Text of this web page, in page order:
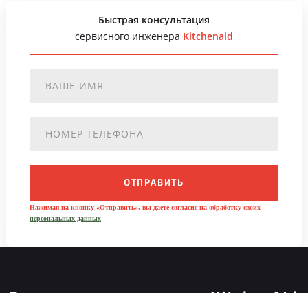
Быстрая консультация
сервисного инженера Kitchenaid
ОТПРАВИТЬ
Нажимая на кнопку «Отправить», вы даете согласие на обработку своих
персональных данных